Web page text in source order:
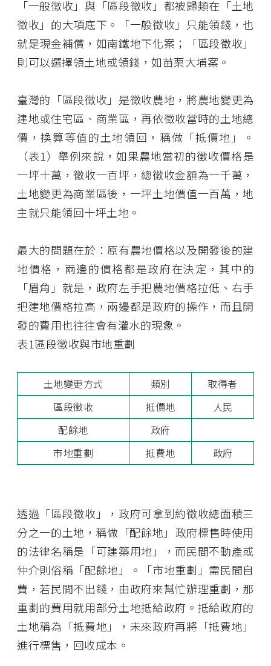
「一般徵收」與「區段徵收」都被歸類在「土地
徵收」的大項底下。「一般徵收」只能領錢，也
就是現金補償，如南鐵地下化案；「區段徵收」
則可以選擇領土地或領錢，如苗栗大埔案。
臺灣的「區段徵收」是徵收農地，將農地變更為
建地或住宅區、商業區，再依徵收當時的土地總
價，換算等值的土地領回，稱做「抵價地」。
（表1）舉例來說，如果農地當初的徵收價格是
一坪十萬，徵收一百坪，總徵收金額為一千萬，
土地變更為商業區後，一坪土地價值一百萬，地
主就只能領回十坪土地。
最大的問題在於：原有農地價格以及開發後的建
地價格，兩邊的價格都是政府在決定，其中的
「眉角」就是，政府左手把農地價格拉低、右手
把建地價格拉高，兩邊都是政府的操作，而且開
發的費用也往往會有灌水的現象。
表1區段徵收與市地重劃
土地變更方式 類別
取得者
區段徵收
抵價地
人民
配餘地
政府
市地重劃
抵費地 政府
透過「區段徵收」，政府可拿到約徵收總面積三
分之一的土地，稱做「配餘地」――政府標售時使用
的法律名稱是「可建築用地」，而民間不動產或
仲介則俗稱「配餘地」。「市地重劃」需民間自
費，若民間不出錢，由政府來幫忙辦理重劃，那
重劃的費用就用部分土地抵給政府。抵給政府的
土地稱為「抵費地」，未來政府再將「抵費地」
進行標售，回收成本。